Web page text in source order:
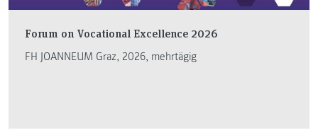
Forum on Vocational Excellence 2026
FH JOANNEUM Graz, 2026, mehrtägig